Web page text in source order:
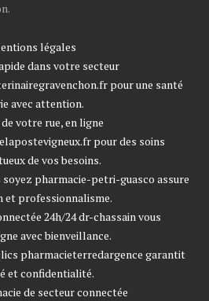
légales
dans votre secteur
pour une santé
avec attention.
votre rue, en ligne
pour des soins
de vos besoins.
soyez pharmacie-petri-guasco assure
et professionnalisme.
24h/24dr-chassainvous
avec bienveillance.
pharmacieterredargence garantit
et confidentialité.
de secteur connectée